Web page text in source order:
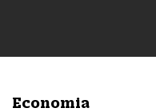
Economia